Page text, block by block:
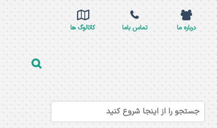
درباره ما تماس باما کاتالوگ ها